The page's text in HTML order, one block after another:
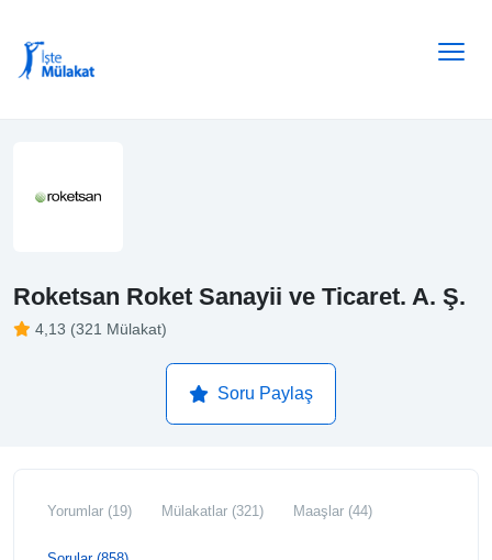
Roketsan Roket Sanayii ve Ticaret. A. Ş.
4,13 (321 Mülakat)
Soru Paylaş
Yorumlar (19) Mülakatlar (321) Maaşlar (44)